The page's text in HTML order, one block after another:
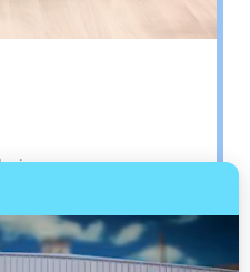
le sommier
soutien. Avec les
qui reposent sur ses
au petit matin.